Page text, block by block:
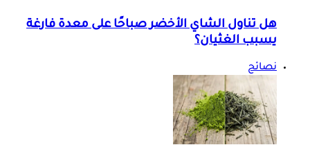
هل تناول الشاي الأخضر صباحًا على معدة فارغة
يسبب الغثيان؟
نصائح